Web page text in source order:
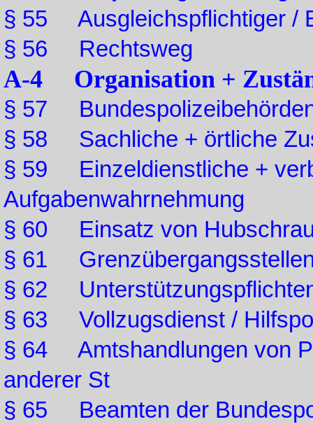
§ 55 Ausgleichspflichtiger /
§ 56 Rechtsweg
A-4 Organisation +
§ 57
§ 58 Sachliche + örtliche
§ 59 Einzeldienstliche +
Aufgabenwahrnehmung
§ 60 Einsatz von
§ 61
§ 62
§ 63 Vollzugsdienst /
§ 64 Amtshandlungen von
anderer St
§ 65 Beamten der